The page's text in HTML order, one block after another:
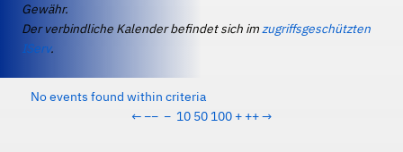
Gewähr.
Der verbindliche Kalender befindet sich imzugriffsgeschützten
IServ.
No events found within criteria
← −− − 10 50 100 + ++→